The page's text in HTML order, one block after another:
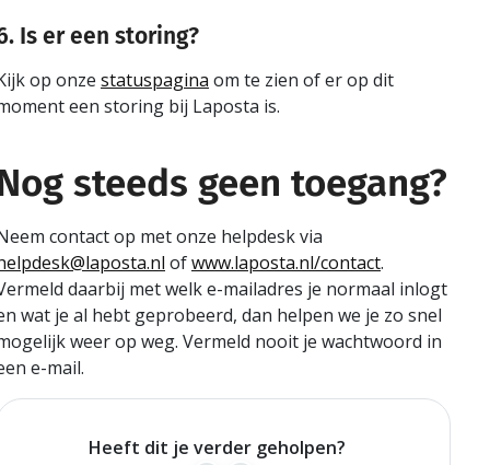
Is er een storing?
op onze statuspagina om te zien of er op dit
een storing bij Laposta is.
steeds geen toegang?
contact op met onze helpdesk via
ofwww.laposta.nl/contact.
daarbij met welk e-mailadres je normaal inlogt
wat je al hebt geprobeerd, dan helpen we je zo snel
weer op weg. Vermeld nooit je wachtwoord in
e-mail.
Heeft dit je verder geholpen?